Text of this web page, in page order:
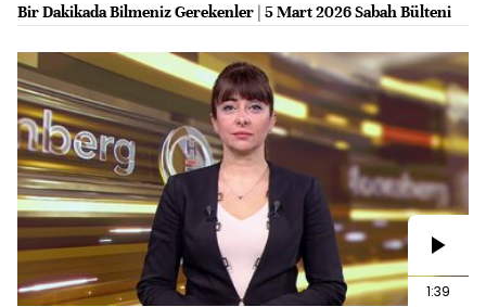
Bir Dakikada Bilmeniz Gerekenler | 5 Mart 2026 Sabah Bülteni
1:39